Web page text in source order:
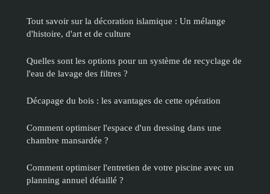
Tout savoir sur la décoration islamique : Un mélange
d'histoire, d'art et de culture
Quelles sont les options pour un système de recyclage de
l'eau de lavage des filtres ?
Décapage du bois : les avantages de cette opération
Comment optimiser l'espace d'un dressing dans une
chambre mansardée ?
Comment optimiser l'entretien de votre piscine avec un
planning annuel détaillé ?